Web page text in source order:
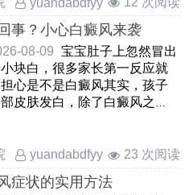
事？小心白癜风来袭
08-09 宝宝肚子上忽然冒出
块白，很多家长第一反应就
心是不是白癜风其实，孩子
皮肤发白，除了白癜风之
yuandabdfyy 23 次阅读
症状的实用方法